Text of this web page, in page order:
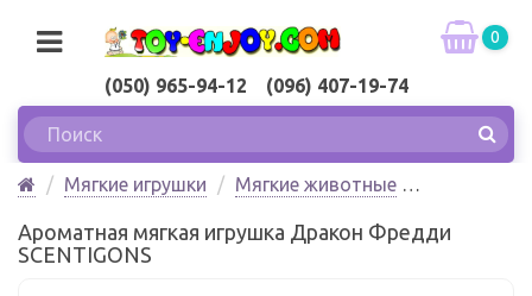
(050) 965-94-12 (096) 407-19-74
0
Мягкие игрушки
Мягкие животные
SCENTIGONS
Ароматная мягкая игрушка Дракон Фредди
SCENTIGONS